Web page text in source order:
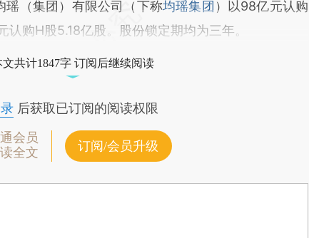
瑶（集团）有限公司（下称均瑶集团 ）以98亿元认购
购H股5.18亿股。股份锁定期均为三年。
文共计1847字 订阅后继续阅读
后获取已订阅的阅读权限
会员
全文
订阅/会员升级